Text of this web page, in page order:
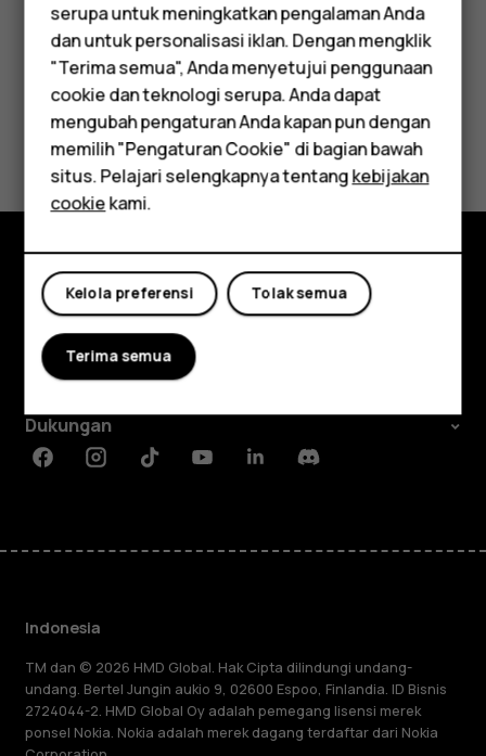
Smartphone
Feature phones
Aksesori
Tablet
Apakah ini membantu?
Ya Tidak
Jelajahi
Tentang
Planet and people
Dukungan
FacebookInstagramTiktokYoutubeLinkedinDiscord
Indonesia
TM dan © 2026 HMD Global. Hak Cipta dilindungi undang-
undang. Bertel Jungin aukio 9, 02600 Espoo, Finlandia. ID Bisnis
2724044-2. HMD Global Oy adalah pemegang lisensi merek
ponsel Nokia. Nokia adalah merek dagang terdaftar dari Nokia
serupa untuk meningkatkan pengalaman Anda
dan untuk personalisasi iklan. Dengan mengklik
"Terima semua", Anda menyetujui penggunaan
cookie dan teknologi serupa. Anda dapat
mengubah pengaturan Anda kapan pun dengan
memilih "Pengaturan Cookie" di bagian bawah
situs. Pelajari selengkapnya tentangkebijakan
cookiekami.
Tolak semua
Kelola preferensi
Terima semua